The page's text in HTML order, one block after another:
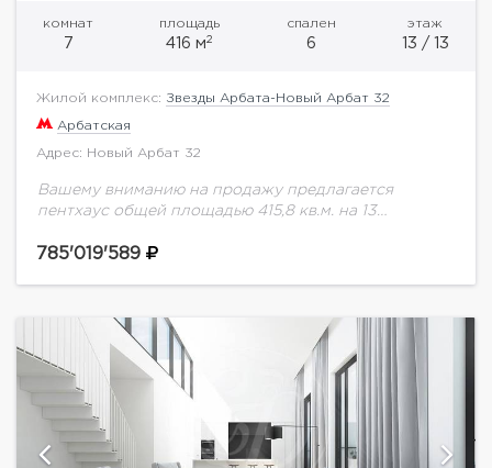
комнат
7
площадь
416 м2
спален
6
этаж
13 / 13
Жилой комплекс: Звезды Арбата-Новый Арбат 32
Арбатская
Адрес: Новый Арбат 32
Вашему вниманию на продажу предлагается
пентхаус общей площадью 415,8 кв.м. на 13
многофункциональный комплекс в центре Москвы,
785'019'589